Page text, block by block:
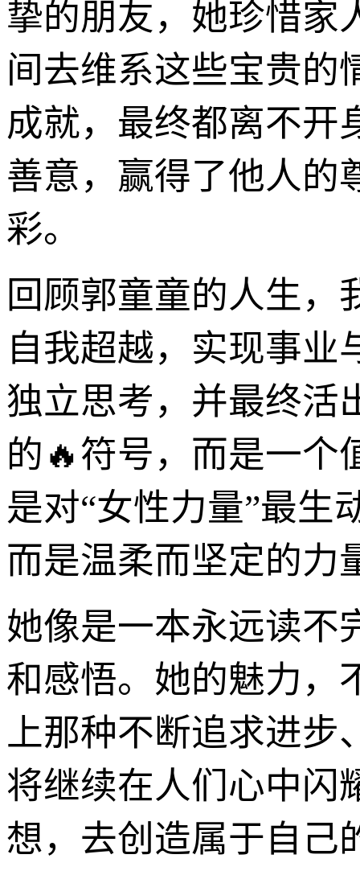
挚的朋友，她珍惜家
间去维系这些宝贵的
成就，最终都离不开
善意，赢得了他人的
彩。
回顾郭童童的人生，
自我超越，实现事业
独立思考，并最终活
的🔥符号，而是一个
是对“女性力量”最
而是温柔而坚定的力
她像是一本永远读不
和感悟。她的魅力，
上那种不断追求进步
将继续在人们心中闪
想，去创造属于自己